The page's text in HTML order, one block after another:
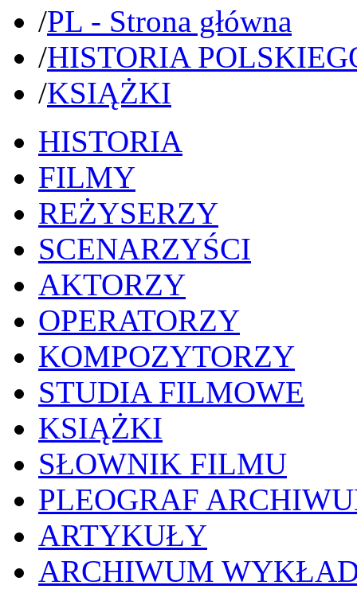
/PL - Strona główna
/HISTORIA
/KSIĄŻKI
HISTORIA
FILMY
REŻYSERZY
SCENARZYŚCI
AKTORZY
OPERATORZY
KOMPOZYTORZY
STUDIA FILMOWE
KSIĄŻKI
SŁOWNIK FILMU
PLEOGRAF
ARTYKUŁY
ARCHIWUM